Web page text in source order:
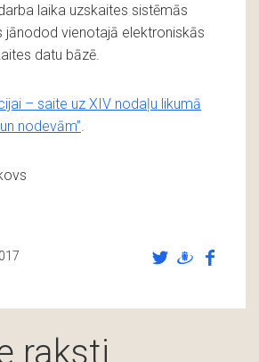
laika uzskaites sistēmās
jānodod vienotajā elektroniskās
datu bāzē.
– saite uz XIV nodaļu likumā
nodevām”.
raksti